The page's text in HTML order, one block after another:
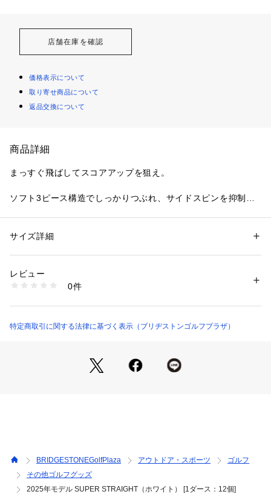
店舗在庫を確認
価格表示について
取り寄せ商品について
返品交換について
商品詳細
まっすぐ飛ばしてスコアアップを狙え。
ソフト3ピース構造でしっかりつぶれ、サイドスピンを抑制。
性別：レディース
商品番号：
T5WX （ショップ）
サイズ詳細
レビュー
0件
特定商取引に関する法律に基づく表示（ブリヂストンゴルフプラザ）
BRIDGESTONEGolfPlaza アウトドア・スポーツ
ゴルフ
その他ゴルフグッズ
2025年モデル SUPER STRAIGHT（ホワイト） [1ダース：12個]